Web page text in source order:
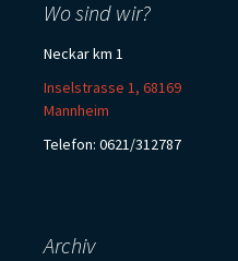
Wo sind wir?
Neckar km 1
Inselstrasse 1, 68169
Mannheim
Telefon: 0621/312787
Archiv